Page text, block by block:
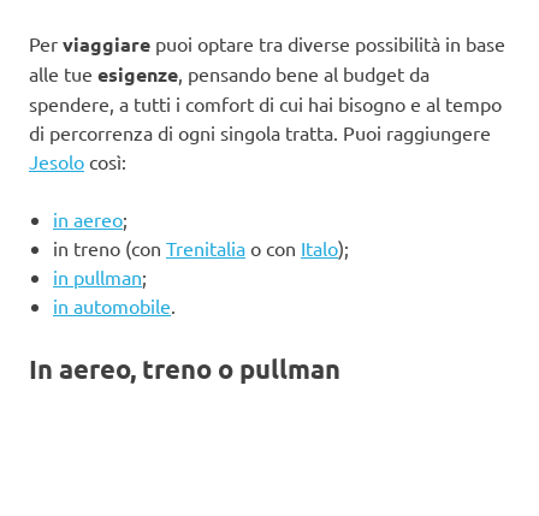
Per viaggiare puoi optare tra diverse possibilità in base
alle tue esigenze , pensando bene al budget da
spendere, a tutti i comfort di cui hai bisogno e al tempo
di percorrenza di ogni singola tratta. Puoi raggiungere
Jesolo così:
in aereo;
in treno (con Trenitalia o con Italo);
in pullman;
in automobile
In aereo, treno o pullman